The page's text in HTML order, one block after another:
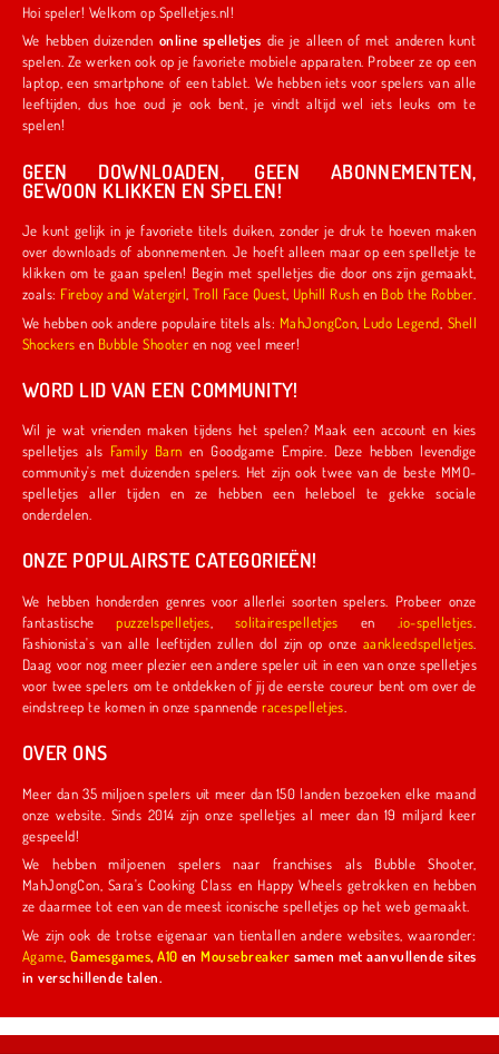
Hoi speler! Welkom op Spelletjes.nl!
We hebben duizenden online spelletjes die je alleen of met anderen kunt
spelen. Ze werken ook op je favoriete mobiele apparaten. Probeer ze op een
laptop, een smartphone of een tablet. We hebben iets voor spelers van alle
leeftijden, dus hoe oud je ook bent, je vindt altijd wel iets leuks om te
spelen!
GEEN DOWNLOADEN, GEEN ABONNEMENTEN,
GEWOON KLIKKEN EN SPELEN!
Je kunt gelijk in je favoriete titels duiken, zonder je druk te hoeven maken
over downloads of abonnementen. Je hoeft alleen maar op een spelletje te
klikken om te gaan spelen! Begin met spelletjes die door ons zijn gemaakt,
zoals:
Fireboy and Watergirl ,Troll Face Quest Uphill Rush en Bob the Robber
We hebben ook andere populaire titels als: MahJongCon Ludo Legend Shell
Shockers en Bubble Shooter en nog veel meer!
WORD LID VAN EEN COMMUNITY!
Wil je wat vrienden maken tijdens het spelen? Maak een account en kies
spelletjes als
Family Barn en Goodgame Empire. Deze hebben levendige
community's met duizenden spelers. Het zijn ook twee van de beste MMO-
spelletjes aller tijden en ze hebben een heleboel te gekke sociale
onderdelen.
ONZE POPULAIRSTE CATEGORIEËN!
We hebben honderden genres voor allerlei soorten spelers. Probeer onze
fantastischepuzzelspelletjes solitairespelletjes en .io-spelletjes
Fashionista's van alle leeftijden zullen dol zijn op onze aankleedspelletjes
Daag voor nog meer plezier een andere speler uit in een van onze spelletjes
voor twee spelers om te ontdekken of jij de eerste coureur bent om over de
eindstreep te komen in onze spannenderacespelletjes
OVER ONS
Meer dan 35 miljoen spelers uit meer dan 150 landen bezoeken elke maand
onze website. Sinds 2014 zijn onze spelletjes al meer dan 19 miljard keer
gespeeld!
We hebben miljoenen spelers naar franchises als Bubble Shooter,
MahJongCon, Sara's Cooking Class en Happy Wheels getrokken en hebben
ze daarmee tot een van de meest iconische spelletjes op het web gemaakt.
We zijn ook de trotse eigenaar van tientallen andere websites, waaronder:
Agame ,Gamesgames,A10 enMousebreaker samen met aanvullende sites
in verschillende talen.